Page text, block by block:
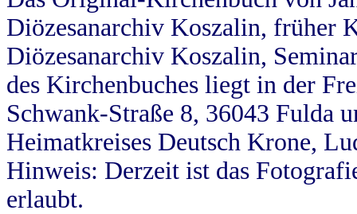
Diözesanarchiv Koszalin, früher
Diözesanarchiv Koszalin,
des Kirchenbuches liegt in der
Schwank-Straße 8, 36043 Fulda
Heimatkreises Deutsch Krone,
Hinweis: Derzeit ist das
erlaubt.